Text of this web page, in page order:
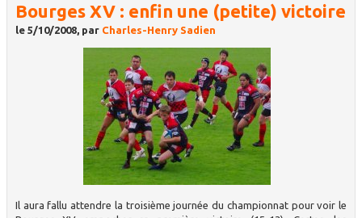
Bourges XV : enfin une (petite) victoire
le 5/10/2008, par Charles-Henry Sadien
Il aura fallu attendre la troisième journée du championnat pour voir le